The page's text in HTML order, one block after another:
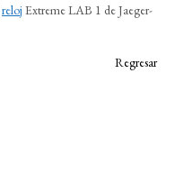
reloj Extreme LAB 1 de Jaeger-
Regresar